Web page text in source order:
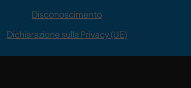
Disconoscimento
Dichiarazione sulla Privacy (UE)